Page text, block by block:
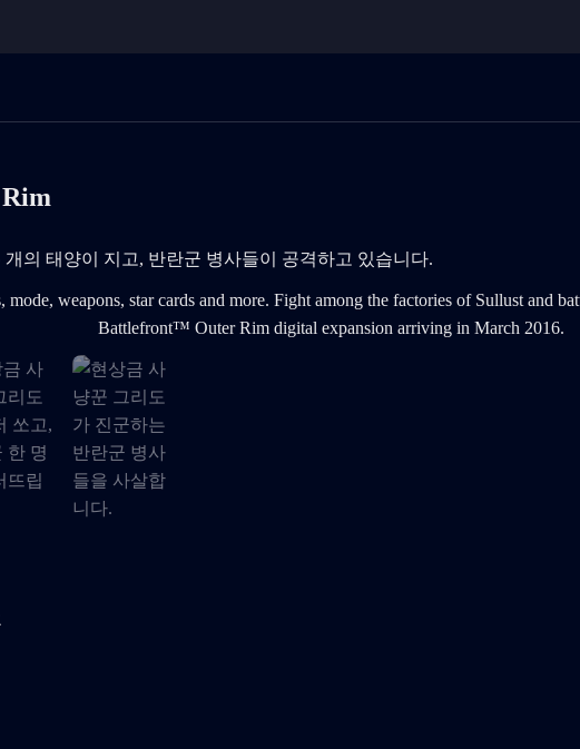
태양이 지고, 반란군 병사들이 공격하고 있습니다.이(가) 이제 미디어
Battlefront™ Outer Rim digital expansion arriving in March 2016.